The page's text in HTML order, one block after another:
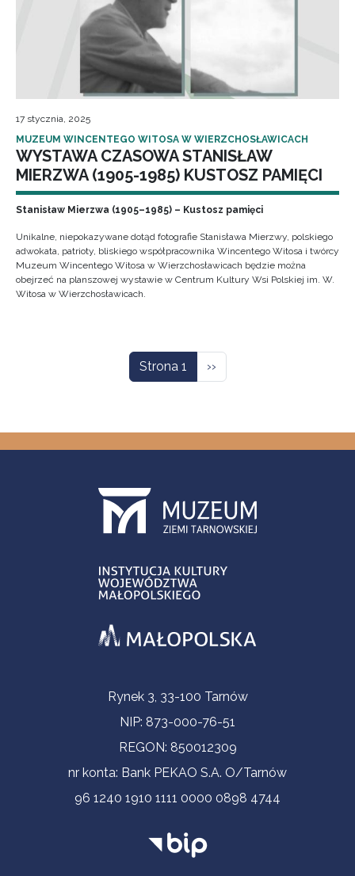
17 stycznia, 2025
MUZEUM WINCENTEGO WITOSA W WIERZCHOSŁAWICACH
WYSTAWA CZASOWA STANISŁAW
MIERZWA (1905-1985) KUSTOSZ PAMIĘCI
Stanisław Mierzwa (1905–1985) – Kustosz pamięci
Unikalne, niepokazywane dotąd fotografie Stanisława Mierzwy, polskiego
adwokata, patrioty, bliskiego współpracownika Wincentego Witosa i twórcy
Muzeum Wincentego Witosa w Wierzchosławicach będzie można
obejrzeć na planszowej wystawie w Centrum Kultury Wsi Polskiej im. W.
Witosa w Wierzchosławicach.
Strona 1 Następna strona
››
Informacje kontaktoweRynek 3, 33-100 Tarnów
NIP: 873-000-76-51
REGON: 850012309
nr konta: Bank PEKAO S.A. O/Tarnów
96 1240 1910 1111 0000 0898 4744